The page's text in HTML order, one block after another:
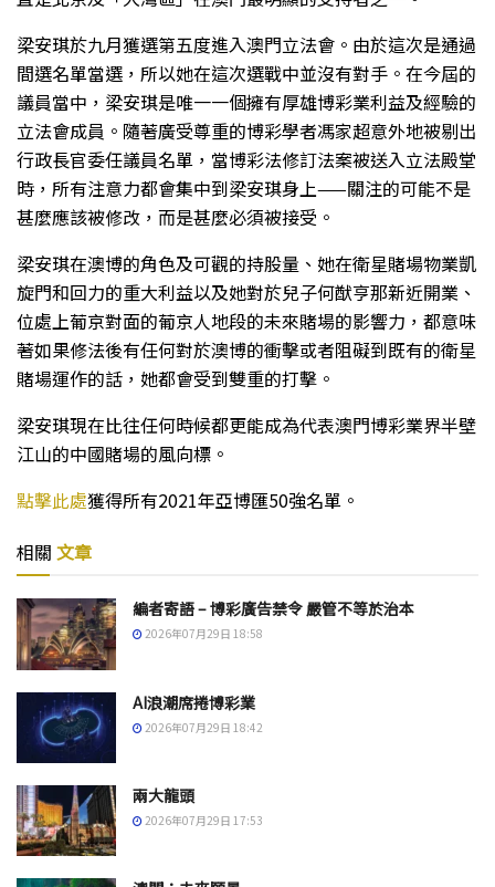
梁安琪於九月獲選第五度進入澳門立法會。由於這次是通過
間選名單當選，所以她在這次選戰中並沒有對手。在今屆的
議員當中，梁安琪是唯一一個擁有厚雄博彩業利益及經驗的
立法會成員。隨著廣受尊重的博彩學者馮家超意外地被剔出
行政長官委任議員名單，當博彩法修訂法案被送入立法殿堂
時，所有注意力都會集中到梁安琪身上——關注的可能不是
甚麼應該被修改，而是甚麼必須被接受。
梁安琪在澳博的角色及可觀的持股量、她在衛星賭場物業凱
旋門和回力的重大利益以及她對於兒子何猷亨那新近開業、
位處上葡京對面的葡京人地段的未來賭場的影響力，都意味
著如果修法後有任何對於澳博的衝擊或者阻礙到既有的衛星
賭場運作的話，她都會受到雙重的打擊。
梁安琪現在比往任何時候都更能成為代表澳門博彩業界半壁
江山的中國賭場的風向標。
點擊此處獲得所有2021年亞博匯50強名單。
相關 文章
編者寄語 – 博彩廣告禁令 嚴管不等於治本
2026年07月29日 18:58
AI浪潮席捲博彩業
2026年07月29日 18:42
兩大龍頭
2026年07月29日 17:53